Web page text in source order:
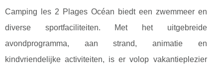
Camping les 2 Plages Océan biedt een zwemmeer en
diverse sportfaciliteiten. Met het uitgebreide
avondprogramma, aan strand, animatie en
kindvriendelijke activiteiten, is er volop vakantieplezier